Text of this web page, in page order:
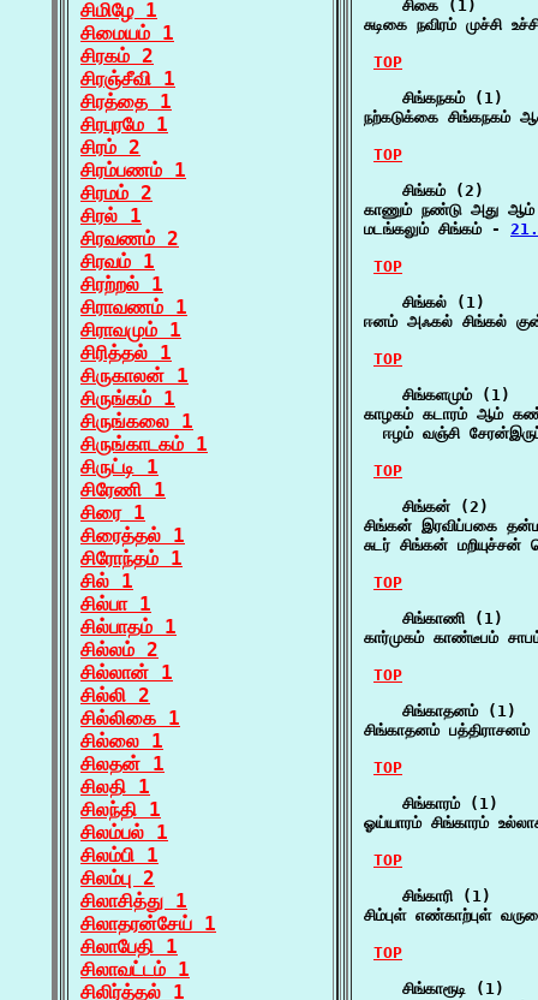
சிமிழே 1
சிமையம் 1
சிரகம் 2
சிரஞ்சீவி 1
சிரத்தை 1
சிரபுரமே 1
சிரம் 2
சிரம்பணம் 1
சிரமம் 2
சிரல் 1
சிரவணம் 2
சிரவம் 1
சிரற்றல் 1
சிராவணம் 1
சிராவமும் 1
சிரித்தல் 1
சிருகாலன் 1
சிருங்கம் 1
சிருங்கலை 1
சிருங்காடகம் 1
சிருட்டி 1
சிரேணி 1
சிரை 1
சிரைத்தல் 1
சிரோந்தம் 1
சில் 1
சில்பா 1
சில்பாதம் 1
சில்லம் 2
சில்லான் 1
சில்லி 2
சில்லிகை 1
சில்லை 1
சிலதன் 1
சிலதி 1
சிலந்தி 1
சிலம்பல் 1
சிலம்பி 1
சிலம்பு 2
சிலாசித்து 1
சிலாதரன்சேய் 1
சிலாபேதி 1
சிலாவட்டம் 1
சிலிர்த்தல் 1
    சிகை (1)
சுடிகை நவிரம் முச்சி
TOP
    சிங்கநகம் (1)
நற்கடுக்கை
TOP
    சிங்கம் (2)
காணும் நண்டு அது
மடங்கலும் சிங்கம் -
TOP
    சிங்கல் (1)
ஈனம் அஃகல் சிங்கல்
TOP
    சிங்களமும் (1)
காழகம் கடாரம் ஆம்
ஈழம் வஞ்சி
TOP
    சிங்கன் (2)
சிங்கன் இரவிப்பகை
சுடர் சிங்கன்
TOP
    சிங்காணி (1)
கார்முகம் காண்டீபம்
TOP
    சிங்காதனம் (1)
சிங்காதனம்
TOP
    சிங்காரம் (1)
ஓய்யாரம் சிங்காரம்
TOP
    சிங்காரி (1)
சிம்புள் எண்காற்புள்
TOP
    சிங்காரூடி (1)